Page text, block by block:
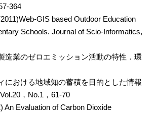
364
GIS based Outdoor Education
Schools. Journal of Scio-Informatics,
造業のゼロエミッション活動の特性．環
における地域知の蓄積を目的とした情報
，No.1，61-70
An Evaluation of Carbon Dioxide